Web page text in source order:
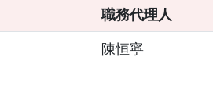
職務代理人
陳恒寧